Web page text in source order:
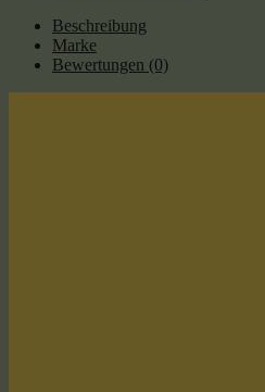
Beschreibung
Marke
Bewertungen (0)